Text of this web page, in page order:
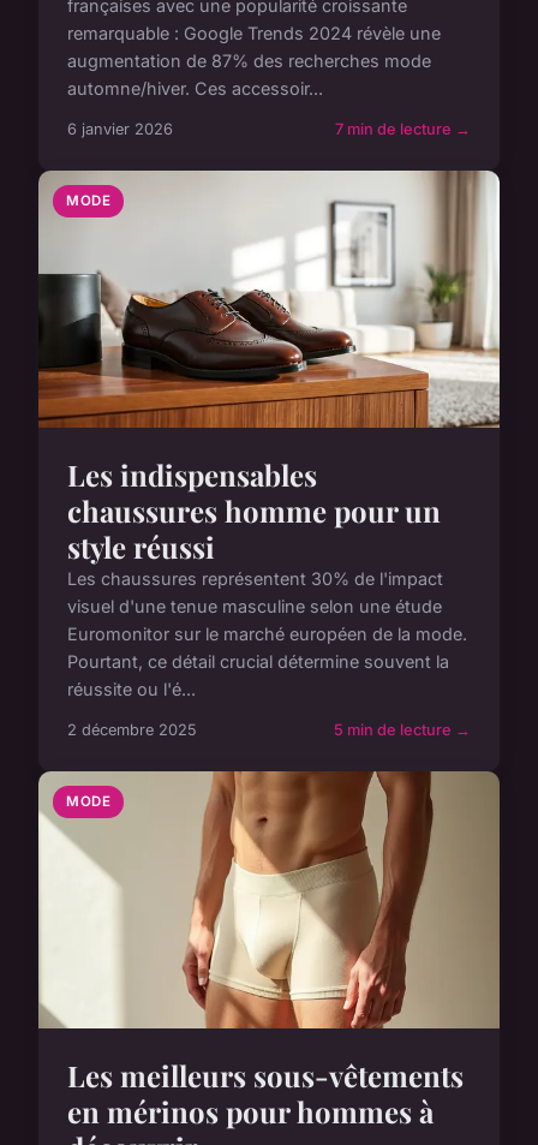
françaises avec une popularité croissante
remarquable : Google Trends 2024 révèle une
augmentation de 87% des recherches mode
automne/hiver. Ces accessoir...
6 janvier 2026 7 min de lecture →
MODE
Les indispensables
chaussures homme pour un
style réussi
Les chaussures représentent 30% de l'impact
visuel d'une tenue masculine selon une étude
Euromonitor sur le marché européen de la mode.
Pourtant, ce détail crucial détermine souvent la
réussite ou l'é...
2 décembre 2025 5 min de lecture →
MODE
Les meilleurs sous-vêtements
en mérinos pour hommes à